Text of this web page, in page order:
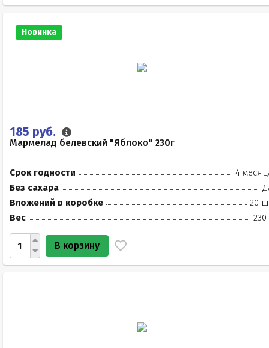
Новинка
185 руб.
Мармелад белевский "Яблоко" 230г
Срок годности
4
Без сахара
Вложений в коробке
20
Вес
230
В корзину